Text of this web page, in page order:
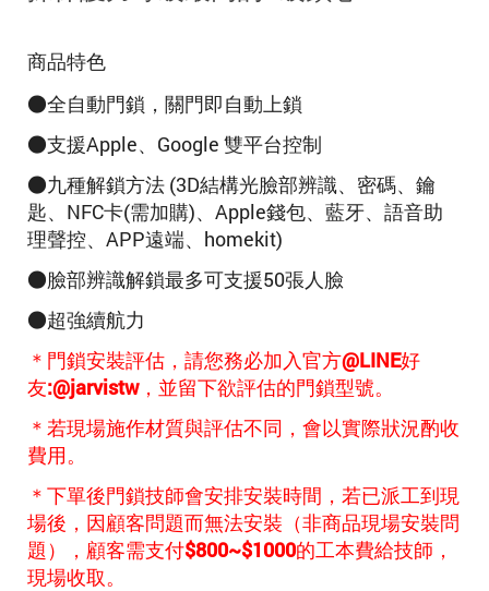
商品特色
●全自動門鎖，關門即自動上鎖
●支援Apple、Google 雙平台控制
●九種解鎖方法 (3D結構光臉部辨識、 密碼、鑰
匙、NFC卡(需加購)、Apple錢包、藍牙、語音助
理聲控、APP遠端、homekit)
●臉部辨識解鎖最多可支援50張人臉
●超強續航力
＊門鎖安裝評估，請您務必加入官方@LINE好
友:@jarvistw，並留下欲評估的門鎖型號。
＊若現場施作材質與評估不同，會以實際狀況酌收
費用。
＊下單後門鎖技師會安排安裝時間，若已派工到現
場後，因顧客問題而無法安裝（非商品現場安裝問
題），顧客需支付$800~$1000的工本費給技師，
現場收取。